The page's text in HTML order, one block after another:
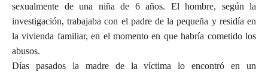
sexualmente de una niña de 6 años. El hombre, según la
investigación, trabajaba con el padre de la pequeña y residía en
la vivienda familiar, en el momento en que habría cometido los
abusos.
Días pasados la madre de la víctima lo encontró en un